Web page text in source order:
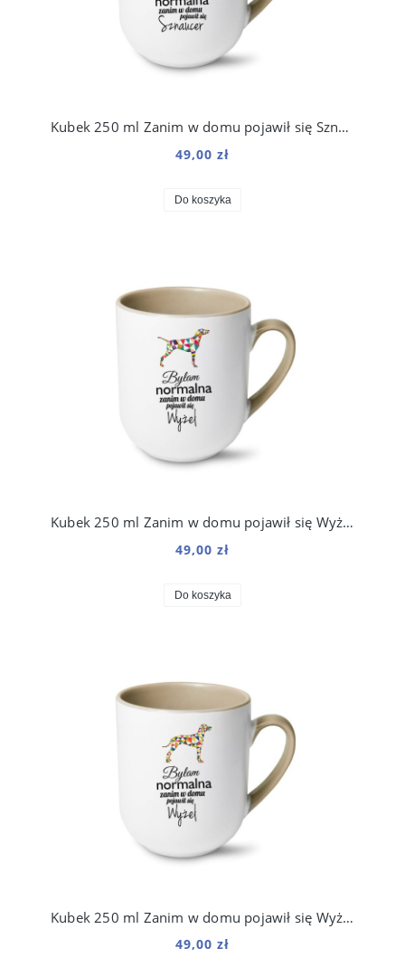
Kubek 250 ml Zanim w domu pojawił się Sznaucer
49,00 zł
Do koszyka
Kubek 250 ml Zanim w domu pojawił się Wyżeł Niemiecki
49,00 zł
Do koszyka
Kubek 250 ml Zanim w domu pojawił się Wyżeł Węgierski
49,00 zł